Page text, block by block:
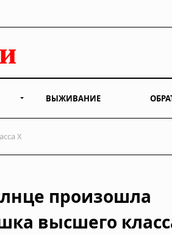
ВЫЖИВАНИЕ
X
произошла
высшего